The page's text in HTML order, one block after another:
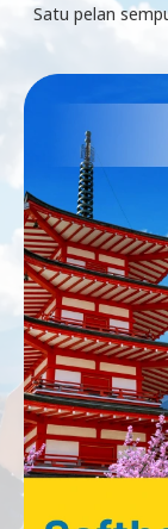
Satu pelan